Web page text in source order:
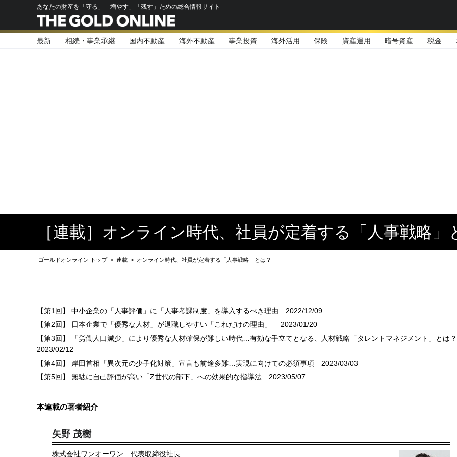
あなたの財産を「守る」「増やす」「残す」ための総合情報サイト
最新 相続・事業承継 国内不動産 海外不動産 事業投資 海外活用 保険 資産運用 暗号資産 税金
［連載］オンライン時代、社員が定着する「人事戦略」
ゴールドオンライン トップ > 連載 > オンライン時代、社員が定着する「人事戦略」とは？
【第1回】 中小企業の「人事評価」に「人事考課制度」を導入するべき理由 2022/12/09
【第2回】 日本企業で「優秀な人材」が退職しやすい「これだけの理由」
2023/01/20
【第3回】 「労働人口減少」により優秀な人材確保が難しい時代…有効な手立てとなる、人材戦略「タレントマネジメント」とは？
2023/02/12
【第4回】 岸田首相「異次元の少子化対策」宣言も前途多難…実現に向けての必須事項 2023/03/03
【第5回】 無駄に自己評価が高い「Z世代の部下」への効果的な指導法 2023/05/07
本連載の著者紹介
矢野 茂樹
株式会社ワンオーワン 代表取締役社長